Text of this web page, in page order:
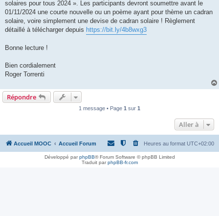
solaires pour tous 2024 ». Les participants devront soumettre avant le
01/11/2024 une courte nouvelle ou un poème ayant pour thème un cadran
solaire, voire simplement une devise de cadran solaire ! Règlement
détaillé à télécharger depuis https://bit.ly/4b8wxg3
Bonne lecture !
Bien cordialement
Roger Torrenti
Répondre
1 message • Page 1 sur 1
Aller à
Accueil MOOC Accueil Forum Heures au format UTC+02:00
Développé parphpBB® Forum Software © phpBB Limited
Traduit parphpBB-fr.com